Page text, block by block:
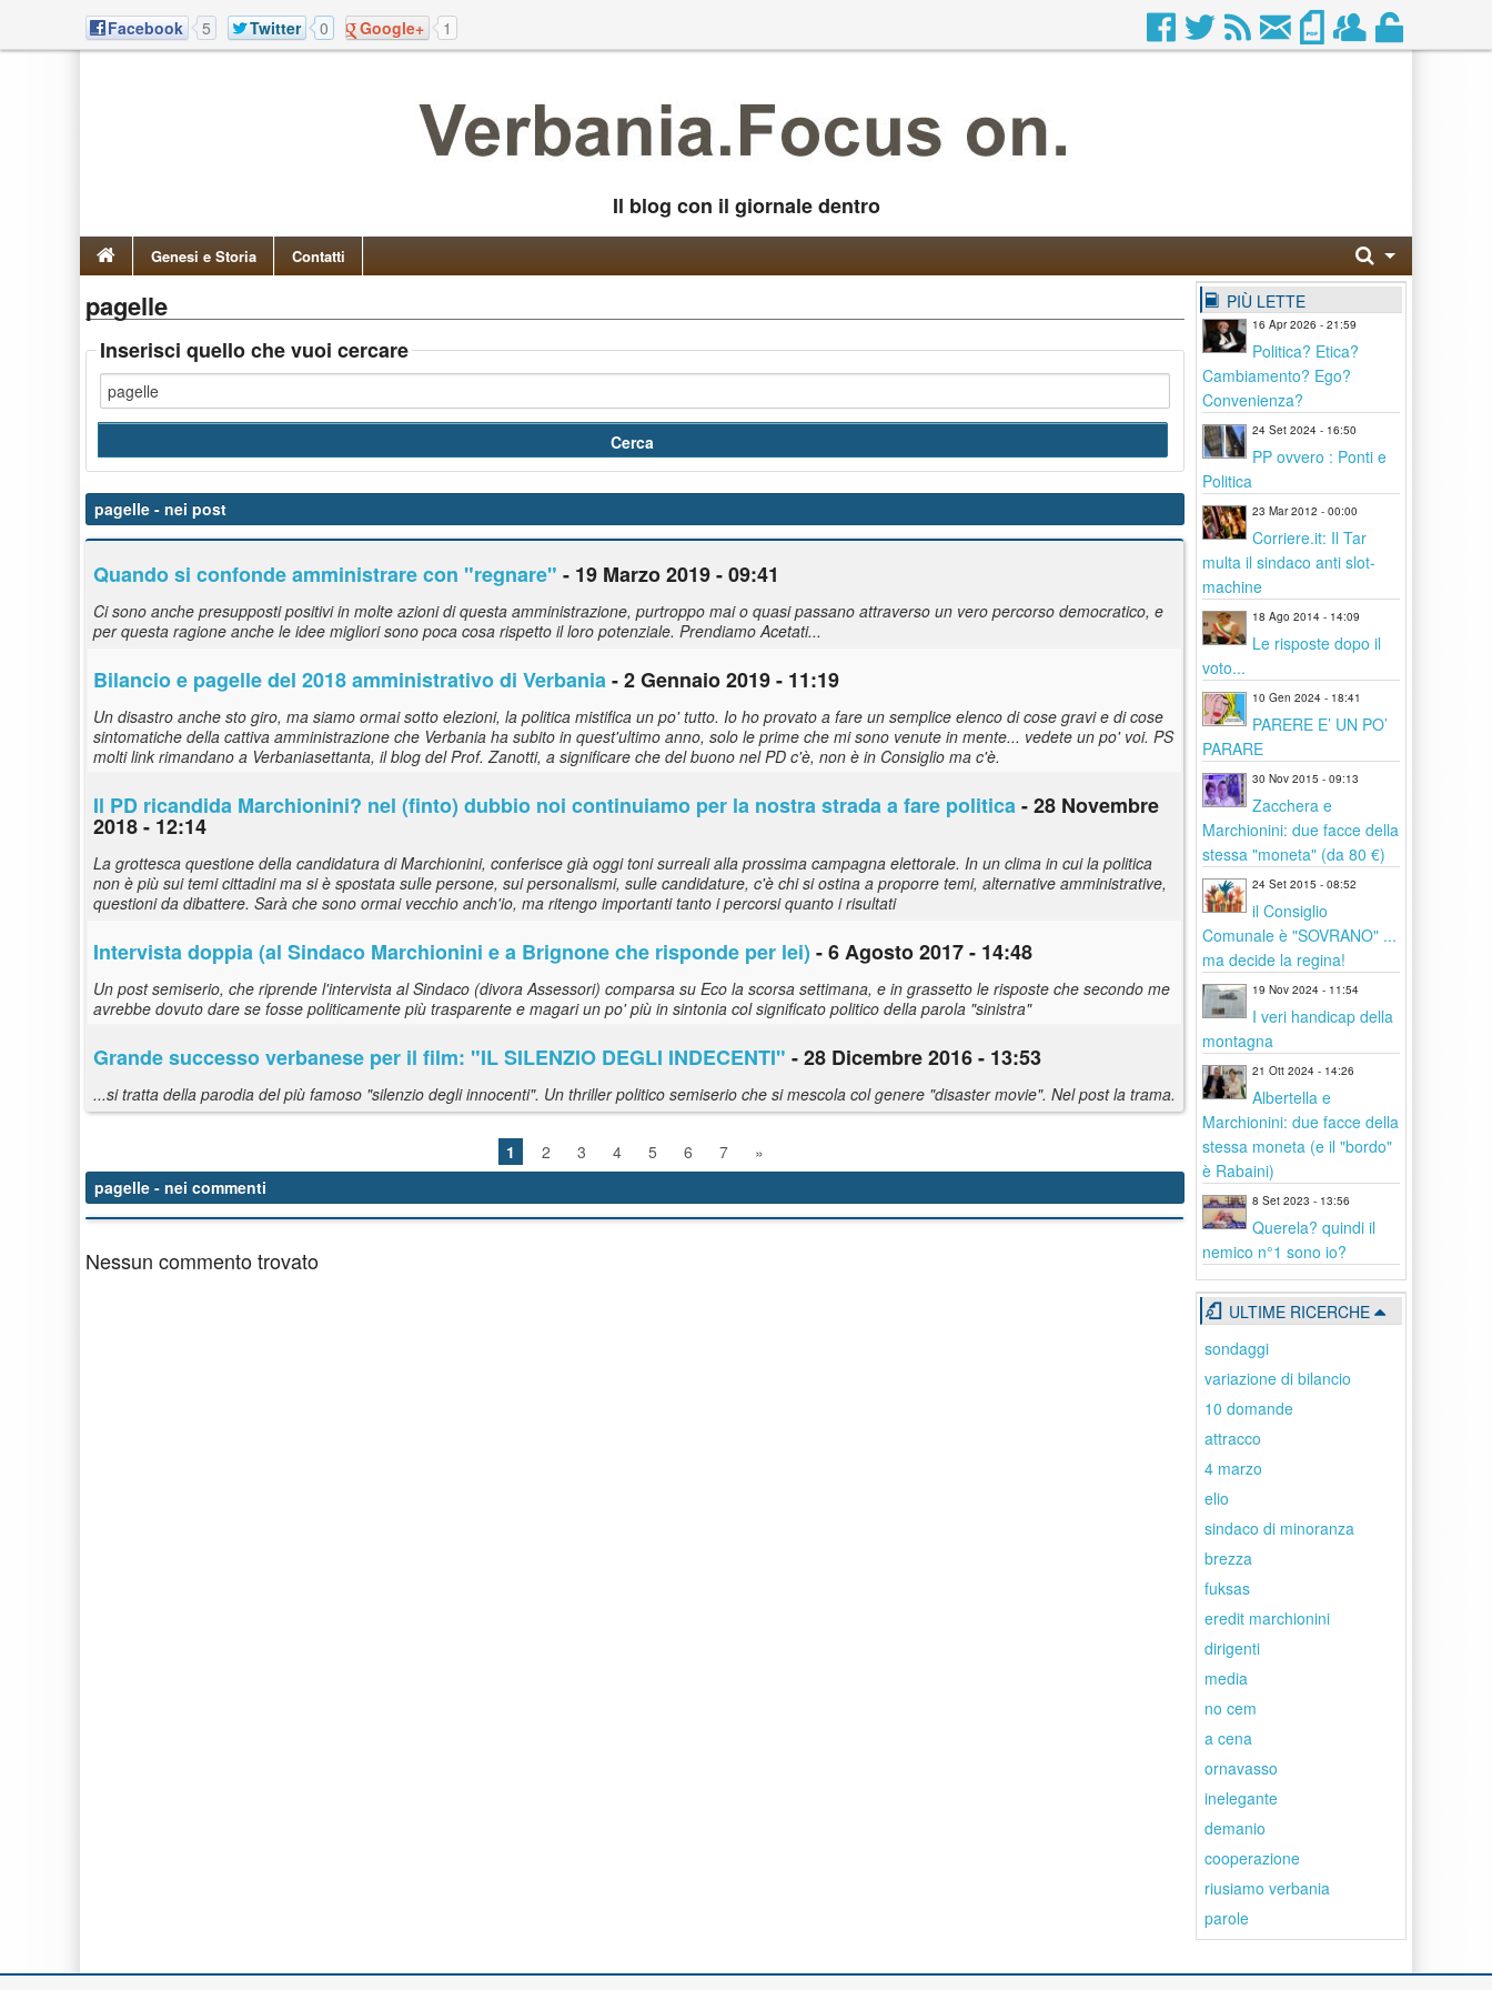
Facebook 5 Twitter 0 Google+ 1
Il blog con il giornale dentro
Genesi e Storia Contatti
pagelle
Inserisci quello che vuoi cercare
pagelle - nei post
Quando si confonde amministrare con "regnare" - 19 Marzo 2019 - 09:41
Ci sono anche presupposti positivi in molte azioni di questa amministrazione, purtroppo mai o quasi passano attraverso un vero percorso democratico, e
per questa ragione anche le idee migliori sono poca cosa rispetto il loro potenziale. Prendiamo Acetati...
Bilancio e pagelledel 2018 amministrativo di Verbania- 2 Gennaio 2019 - 11:19
Un disastro anche sto giro, ma siamo ormai sotto elezioni, la politica mistifica un po' tutto. Io ho provato a fare un semplice elenco di cose gravi e di cose
sintomatiche della cattiva amministrazione che Verbania ha subito in quest'ultimo anno, solo le prime che mi sono venute in mente... vedete un po' voi. PS
molti link rimandano a Verbaniasettanta, il blog del Prof. Zanotti, a significare che del buono nel PD c'è, non è in Consiglio ma c'è.
Il PD ricandida Marchionini? nel (finto) dubbio noi continuiamo per la nostra strada a fare politica- 28 Novembre
2018 - 12:14
La grottesca questione della candidatura di Marchionini, conferisce già oggi toni surreali alla prossima campagna elettorale. In un clima in cui la politica
non è più sui temi cittadini ma si è spostata sulle persone, sui personalismi, sulle candidature, c'è chi si ostina a proporre temi, alternative amministrative,
questioni da dibattere. Sarà che sono ormai vecchio anch'io, ma ritengo importanti tanto i percorsi quanto i risultati
Intervista doppia (al Sindaco Marchionini e a Brignone che risponde per lei) - 6 Agosto 2017 - 14:48
Un post semiserio, che riprende l'intervista al Sindaco (divora Assessori) comparsa su Eco la scorsa settimana, e in grassetto le risposte che secondo me
avrebbe dovuto dare se fosse politicamente più trasparente e magari un po' più in sintonia col significato politico della parola "sinistra"
Grande successo verbanese per il film: "IL SILENZIO DEGLI INDECENTI" - 28 Dicembre 2016 - 13:53
...si tratta della parodia del più famoso "silenzio degli innocenti". Un thriller politico semiserio che si mescola col genere "disaster movie". Nel post la trama.
1 2 3 4 5 6 7
»
pagelle - nei commenti
Nessun commento trovato
PIÙ LETTE
16 Apr 2026 - 21:59
Politica? Etica?
Cambiamento? Ego?
Convenienza?
24 Set 2024 - 16:50
PP ovvero : Ponti e
Politica
23 Mar 2012 - 00:00
Corriere.it: Il Tar
multa il sindaco anti slot-
machine
18 Ago 2014 - 14:09
Le risposte dopo il
voto...
10 Gen 2024 - 18:41
PARERE E’ UN PO’
PARARE
30 Nov 2015 - 09:13
Zacchera e
Marchionini: due facce della
stessa "moneta" (da 80 €)
24 Set 2015 - 08:52
il Consiglio
Comunale è "SOVRANO" ...
ma decide la regina!
19 Nov 2024 - 11:54
I veri handicap della
montagna
21 Ott 2024 - 14:26
Albertella e
Marchionini: due facce della
stessa moneta (e il "bordo"
è Rabaini)
8 Set 2023 - 13:56
Querela? quindi il
nemico n°1 sono io?
ULTIME RICERCHE
sondaggi
variazione di bilancio
10 domande
attracco
4 marzo
elio
sindaco di minoranza
brezza
fuksas
eredit marchionini
dirigenti
media
no cem
a cena
ornavasso
inelegante
demanio
cooperazione
riusiamo verbania
parole